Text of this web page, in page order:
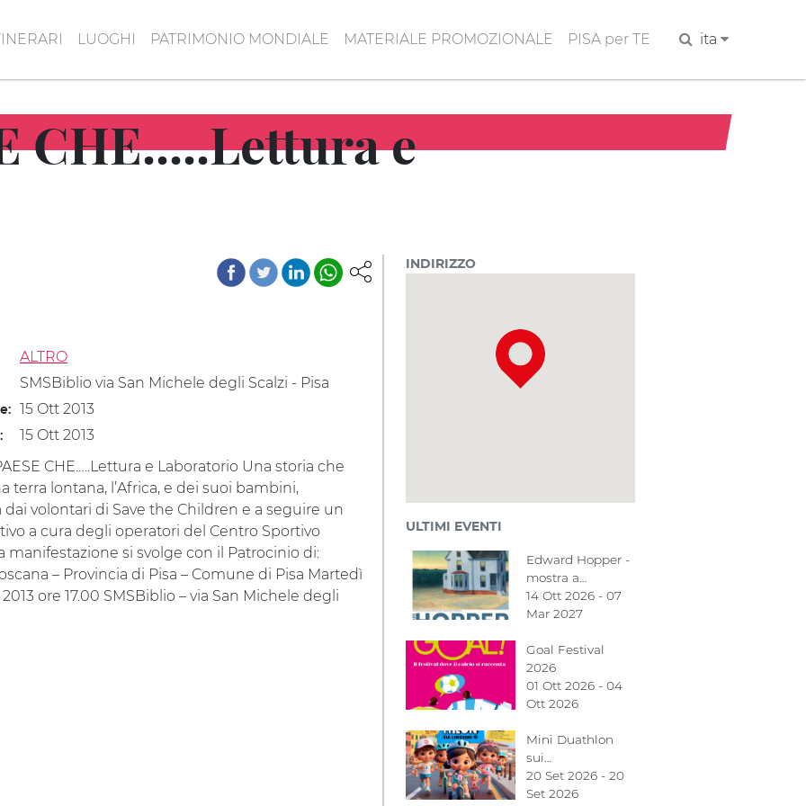
LUOGHI PATRIMONIO MONDIALE MATERIALE PROMOZIONALE PISA per TE Cerca ita
CHE.....Lettura e
ALTRO
SMSBiblio via San Michele degli Scalzi - Pisa
15 Ott 2013
15 Ott 2013
CHE…..Lettura e Laboratorio Una storia che
terra lontana, l’Africa, e dei suoi bambini,
dai volontari di Save the Children e a seguire un
a cura degli operatori del Centro Sportivo
manifestazione si svolge con il Patrocinio di:
– Provincia di Pisa – Comune di Pisa Martedì
ore 17.00 SMSBiblio – via San Michele degli
INDIRIZZO
ULTIMI EVENTI
Edward Hopper -
mostra a…
14 Ott 2026 - 07
Mar 2027
Goal Festival
2026
01 Ott 2026 - 04
Ott 2026
Mini Duathlon
sui…
20 Set 2026 - 20
Set 2026